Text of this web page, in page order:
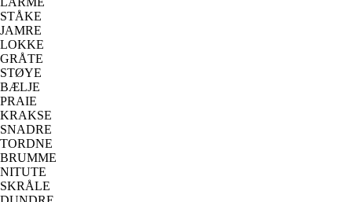
STÅKE
JAMRE
LOKKE
GRÅTE
STØYE
BÆLJE
PRAIE
KRAKSE
SNADRE
TORDNE
BRUMME
NITUTE
SKRÅLE